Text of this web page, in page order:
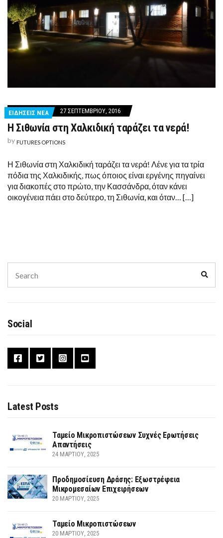
ΕΙΔΗΣΕΙΣ ΝΕΑ 27 ΣΕΠΤΕΜΒΡΊΟΥ, 2016
Η Σιθωνία στη Χαλκιδική ταράζει τα νερά!
by FUTURES OPTIONS
Η Σιθωνία στη Χαλκιδική ταράζει τα νερά! Λένε για τα τρία
πόδια της Χαλκιδικής, πως όποιος είναι εργένης πηγαίνει
για διακοπές στο πρώτο, την Κασσάνδρα, όταν κάνει
οικογένεια πάει στο δεύτερο, τη Σιθωνία, και όταν… […]
for:
Social
Latest Posts
Ταμείο Μικροπιστώσεων Συχνές Ερωτήσεις
Απαντήσεις
24 ΜΑΡΤΊΟΥ, 2025
Προδημοσίευση Δράσης: Εξωστρέφεια
Μικρομεσαίων Επιχειρήσεων
20 ΜΑΡΤΊΟΥ, 2025
Ταμείο Μικροπιστώσεων
20 ΜΑΡΤΊΟΥ, 2025